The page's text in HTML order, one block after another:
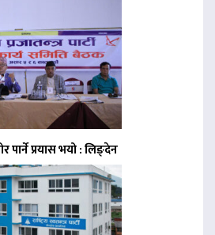
पार्ने प्रयास भयो : लिङ्देन